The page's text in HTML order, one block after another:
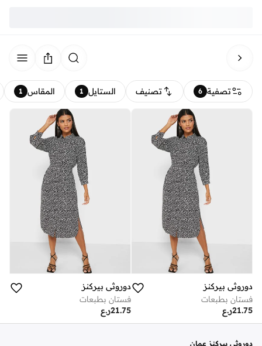
تصفية 6 تصنيف الستايل 1 المقاس 1
دوروثي بيركنز
فستان بطبعات
ر.ع21.75
دوروثي بيركنز
فستان بطبعات
ر.ع21.75
دوروثي بيركنز عمان